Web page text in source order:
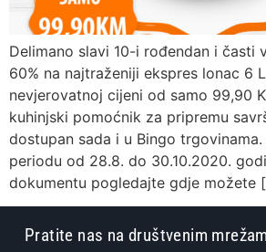
Delimano slavi 10-i rođendan i časti
60% na najtraženiji ekspres lonac 6
nevjerovatnoj cijeni od samo 99,90
kuhinjski pomoćnik za pripremu
dostupan sada i u Bingo
periodu od 28.8. do 30.10.2020.
dokumentu pogledajte gdje možete
Pratite nas na društvenim